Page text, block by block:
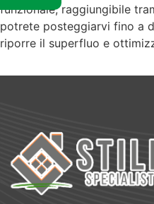
funzionale, raggiungibile
potrete posteggiarvi fino a
riporre il superfluo e